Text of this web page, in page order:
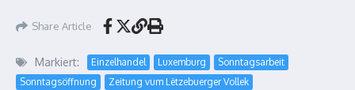
Share Article
Markiert: Einzelhandel Luxemburg
Sonntagsarbeit
Sonntagsöffnung
Zeitung vum Lëtzebuerger Vollek